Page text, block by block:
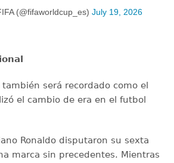
(@fifaworldcup_es) July 19, 2026
será recordado como el
el cambio de era en el futbol
Ronaldo disputaron su sexta
marca sin precedentes. Mientras